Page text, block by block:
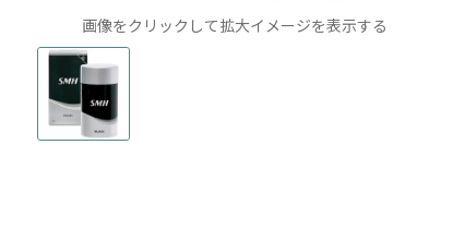
画像をクリックして拡大イメージを表示する